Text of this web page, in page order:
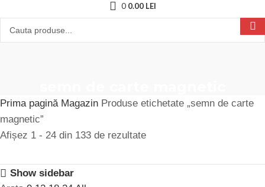
0 0.00 LEI
Prima pagină Magazin Produse etichetate „semn de carte
magnetic”
Afișez 1 - 24 din 133 de rezultate
Show sidebar